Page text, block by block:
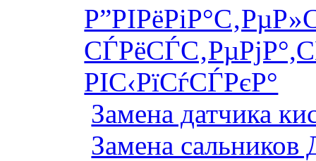
РІС‹РїСѓСЃРєР°
Замена датчика
Замена сальников